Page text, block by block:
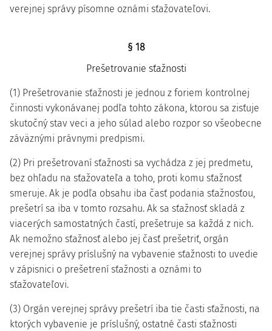
verejnej správy písomne oznámi sťažovateľovi.
§ 18
Prešetrovanie sťažnosti
(1) Prešetrovanie sťažnosti je jednou z foriem kontrolnej
činnosti vykonávanej podľa tohto zákona, ktorou sa zisťuje
skutočný stav veci a jeho súlad alebo rozpor so všeobecne
záväznými právnymi predpismi.
(2) Pri prešetrovaní sťažnosti sa vychádza z jej predmetu,
bez ohľadu na sťažovateľa a toho, proti komu sťažnosť
smeruje. Ak je podľa obsahu iba časť podania sťažnosťou,
prešetrí sa iba v tomto rozsahu. Ak sa sťažnosť skladá z
viacerých samostatných častí, prešetruje sa každá z nich.
Ak nemožno sťažnosť alebo jej časť prešetriť, orgán
verejnej správy príslušný na vybavenie sťažnosti to uvedie
v zápisnici o prešetrení sťažnosti a oznámi to
sťažovateľovi.
(3) Orgán verejnej správy prešetrí iba tie časti sťažnosti, na
ktorých vybavenie je príslušný, ostatné časti sťažnosti